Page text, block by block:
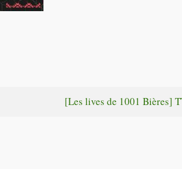
[Les lives de 1001 Bières]